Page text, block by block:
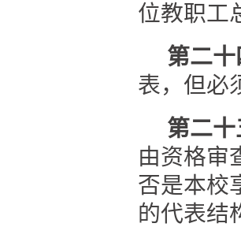
位教职工
第二
表，但必
第二
由资格审
否是本校
的代表结